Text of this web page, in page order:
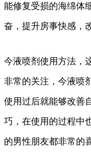
能修复受损的海绵体
奋，提升房事快感，
今液喷剂使用方法，
非常的关注，今液喷
使用过后就能够改善
巧，在使用的过程中
的男性朋友都非常的